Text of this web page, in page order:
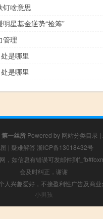
钉啥意思
星基金逆势“捡筹”
管理
是哪里
是哪里
第一丝所 Powered by 网站分类目录 |
| 疑难解答 浙ICP备13018432号
，如信息有错误可发邮件到
会及时纠正，谢谢
人兴趣爱好，不接盈利性广告及商业
小男孩